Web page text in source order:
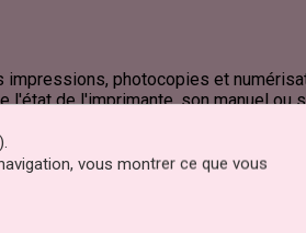
photocopies et
de l'imprimante, son manuel ou
vous montrer ce que vous